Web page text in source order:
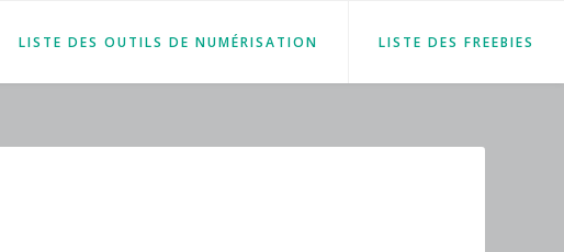
LISTE DES OUTILS DE NUMÉRISATION LISTE DES FREEBIES